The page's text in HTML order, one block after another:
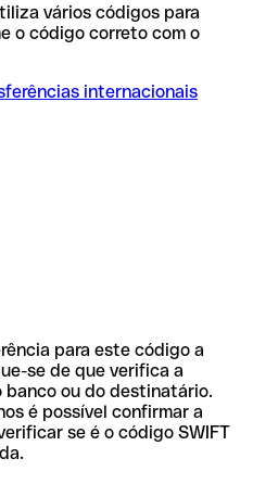
vários códigos para
o código correto com o
internacionais
para este código a
se de que verifica a
ou do destinatário.
é possível confirmar a
se é o código SWIFT